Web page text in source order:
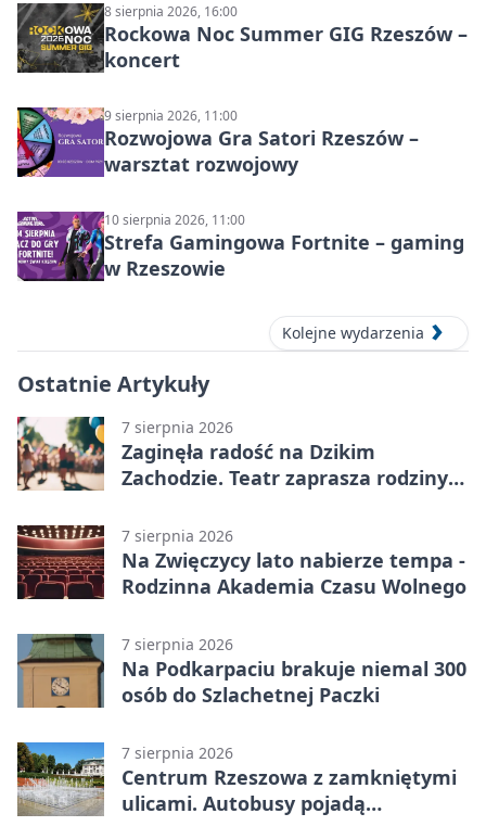
8 sierpnia 2026, 16:00
Rockowa Noc Summer GIG Rzeszów –
koncert
9 sierpnia 2026, 11:00
Rozwojowa Gra Satori Rzeszów –
warsztat rozwojowy
10 sierpnia 2026, 11:00
Strefa Gamingowa Fortnite – gaming
w Rzeszowie
Kolejne wydarzenia
Ostatnie Artykuły
7 sierpnia 2026
Zaginęła radość na Dzikim
Zachodzie. Teatr zaprasza rodziny
7 sierpnia 2026
Na Zwięczycy lato nabierze tempa -
Rodzinna Akademia Czasu Wolnego
7 sierpnia 2026
Na Podkarpaciu brakuje niemal 300
osób do Szlachetnej Paczki
7 sierpnia 2026
Centrum Rzeszowa z zamkniętymi
ulicami. Autobusy pojadą